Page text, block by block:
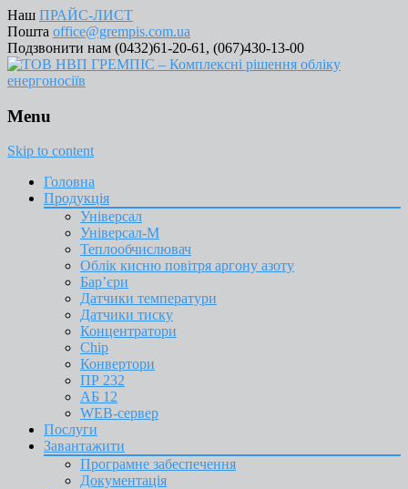
Наш ПРАЙС-ЛИСТ
Пошта office@grempis.com.ua
Подзвонити нам (0432)61-20-61, (067)430-13-00
Menu
Skip to content
Головна
Продукція
Універсал
Універсал-М
Теплообчислювач
Облік кисню повітря аргону азоту
Бар’єри
Датчики температури
Датчики тиску
Концентратори
Chip
Конвертори
ПР 232
АБ 12
WEB-сервер
Послуги
Завантажити
Програмне забеспечення
Документація